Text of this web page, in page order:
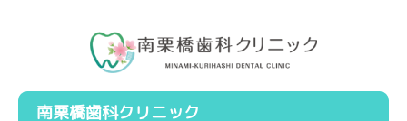
南栗橋歯科クリニック